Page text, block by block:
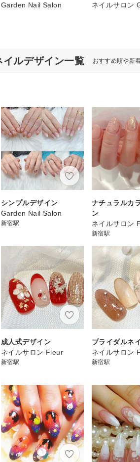
Garden Nail Salon
ネイルサロン
ルデザイン一覧 おすすめ順や新
シンプルデザイン
Garden Nail Salon
新宿駅
ナチュラルカ
ン
ネイルサロン
新宿駅
成人式デザイン
ネイルサロン Fleur
新宿駅
ブライダルネ
ネイルサロン
新宿駅